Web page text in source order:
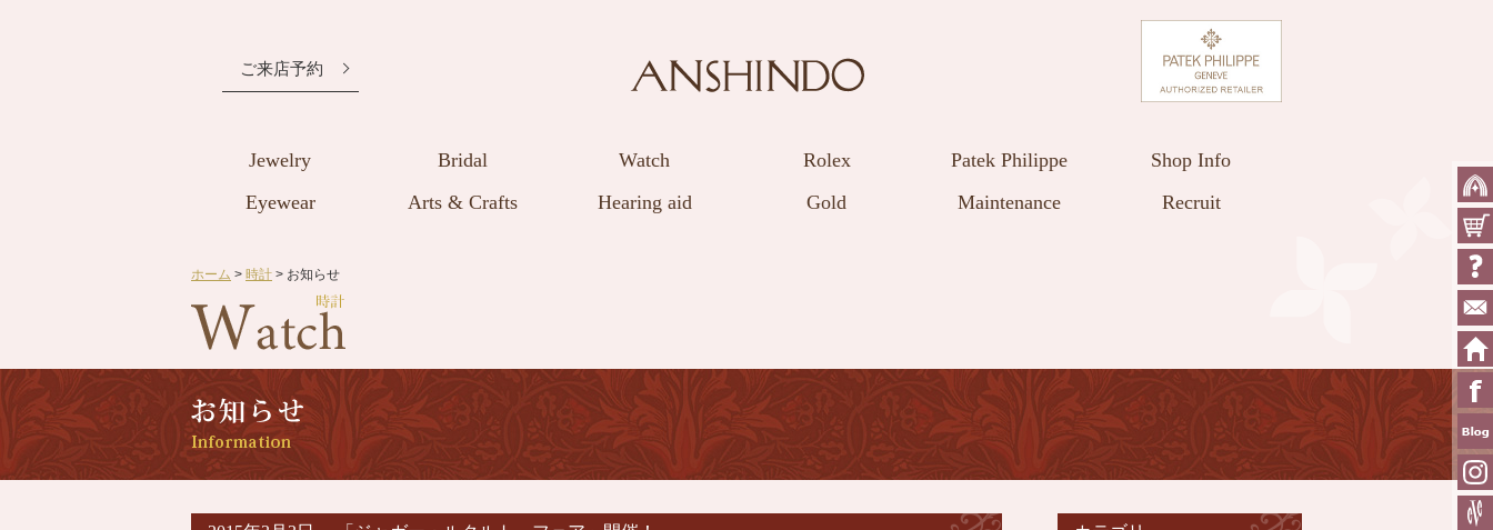
ご来店予約
Jewelry Bridal Watch Rolex Patek Philippe
Shop Info
Eyewear
Arts & Crafts Hearing aid Gold Maintenance Recruit
ホーム > 時計 > お知らせ